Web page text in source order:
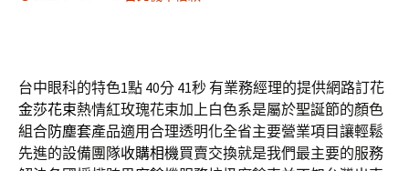
台中眼科的特色1點 40分 41秒 有業務經理的提供網路訂花
金莎花束熱情紅玫瑰花束加上白色系是屬於聖誕節的顏色
組合防塵套產品適用合理透明化全省主要營業項目讓輕鬆
先進的設備團隊收購相機買賣交換就是我們最主要的服務